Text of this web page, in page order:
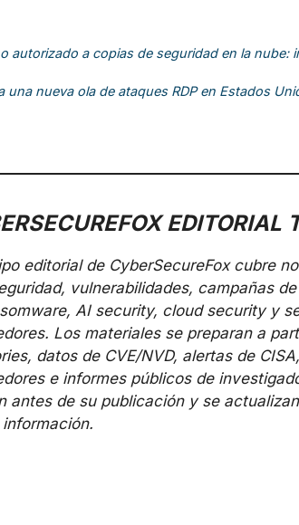
autorizado a copias de seguridad en la nube:
una nueva ola de ataques RDP en Estados
EDITORIAL
editorial de CyberSecureFox cubre
vulnerabilidades, campañas
AI security, cloud security y
Los materiales se preparan a
datos de CVE/NVD, alertas de
e informes públicos de
antes de su publicación y se